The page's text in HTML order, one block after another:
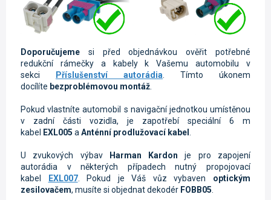
Doporučujeme
si před objednávkou ověřit potřebné
redukční rámečky a kabely k Vašemu automobilu v
sekci
Příslušenství autorádia. Tímto úkonem
docílíte bezproblémovou montáž.
Pokud vlastníte automobil s navigační jednotkou umístěnou
v zadní části vozidla, je zapotřebí speciální 6 m
kabel
EXL005 aAnténní prodlužovací kabel .
U zvukových výbav Harman Kardon
je pro zapojení
autorádia v některých případech nutný propojovací
kabel
EXL007. Pokud je Váš vůz vybaven
optickým
zesilovačem, musíte si objednat dekodér FOBB05.